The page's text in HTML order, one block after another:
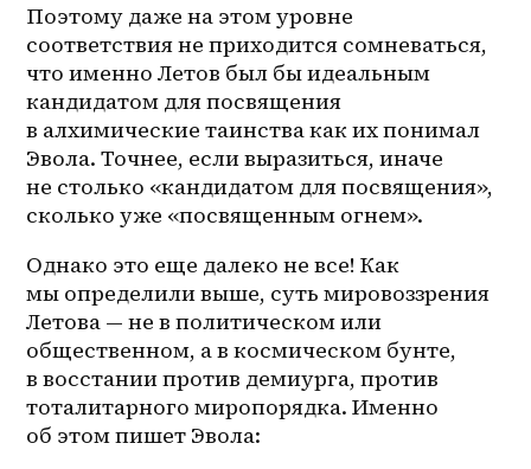
Поэтому даже на этом уровне
соответствия не приходится сомневаться,
что именно Летов был бы идеальным
кандидатом для посвящения
в алхимические таинства как их понимал
Эвола. Точнее, если выразиться, иначе
не столько «кандидатом для посвящения»,
сколько уже «посвященным огнем».
Однако это еще далеко не все! Как
мы определили выше, суть мировоззрения
Летова — не в политическом или
общественном, а в космическом бунте,
в восстании против демиурга, против
тоталитарного миропорядка. Именно
об этом пишет Эвола: